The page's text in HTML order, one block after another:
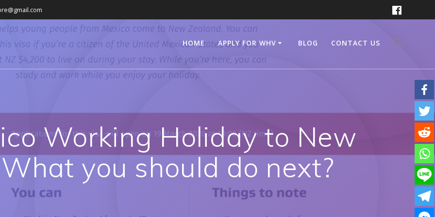
HOME APPLY FOR WHV BLOG CONTACT US
Working Holiday to New
you should do next?